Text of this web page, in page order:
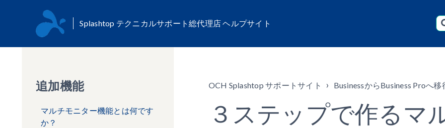
Splashtop テクニカルサポート総代理店 ヘルプサイト
追加機能
マルチモニター機能とは何です
か？
OCH Splashtop サポートサイト BusinessからBusiness Proへ移
３ステップで作るマ